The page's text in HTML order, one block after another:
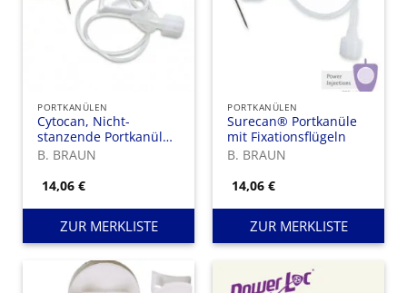
PORTKANÜLEN
Cytocan, Nicht-
stanzende Portkanüle
mit Fixierplatte zur
B. BRAUN
14,06€
ZUR MERKLISTE
PORTKANÜLEN
Surecan® Portkanüle
mit Fixationsflügeln
B. BRAUN
14,06€
ZUR MERKLISTE